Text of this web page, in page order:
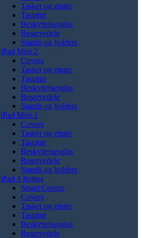
Tasker og etuier
Tastatur
Beskyttelsesglas
Reservedele
Stands og holders
iPad Mini 2
Covers
Tasker og etuier
Tastatur
Beskyttelsesglas
Reservedele
Stands og holders
iPad Mini 1
Covers
Tasker og etuier
Tastatur
Beskyttelsesglas
Reservedele
Stands og holders
iPad 4 Retina
Smart Covers
Covers
Tasker og etuier
Tastatur
Beskyttelsesglas
Reservedele